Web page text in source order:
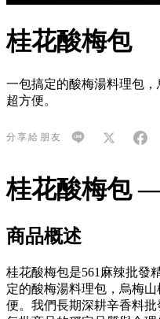
桂花酸梅包
一包搞定的酸梅湯料理包
超方便。
分享給朋友
桂花酸梅包
商品概述
桂花酸梅包是561麻辣批發
定的酸梅湯料理包，烏梅
便。我們長期深耕辛香料